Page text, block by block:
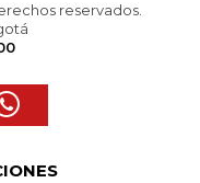
reservados.